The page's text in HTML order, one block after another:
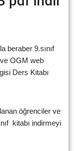
beraber 9.sınıf
OGM web
Ders Kitabı
öğrenciler ve
kitabı indirmeyi